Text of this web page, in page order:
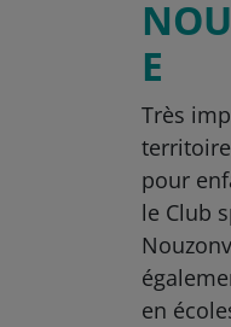
E
Très
pour
le Club
en